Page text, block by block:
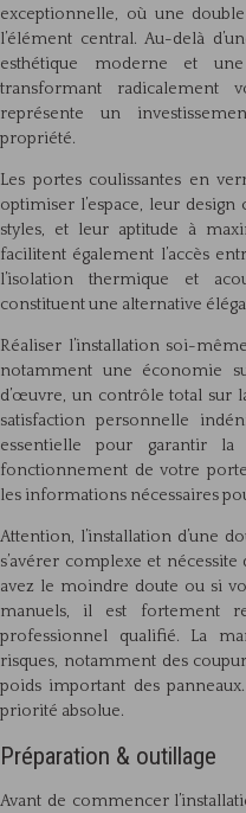
exceptionnelle, où une
l’élément central. Au-delà
esthétique moderne et
transformant radicalement
représente un
propriété.
Les portes coulissantes en
optimiser l’espace, leur
styles, et leur aptitude à
facilitent également l’accès
l’isolation thermique et
constituent une alternative
Réaliser l’installation soi-
notamment une économie
d’œuvre, un contrôle total sur
satisfaction personnelle
essentielle pour garantir
fonctionnement de votre
les informations nécessaires
Attention, l’installation d’une
s’avérer complexe et
avez le moindre doute ou si
manuels, il est fortement
professionnel qualifié. La
risques, notamment des
poids important des
priorité absolue.
Préparation & outillage
Avant de commencer